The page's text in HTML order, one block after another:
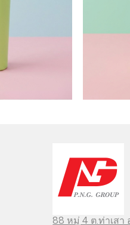
88 หมู่ 4 ต.ท่าเสา